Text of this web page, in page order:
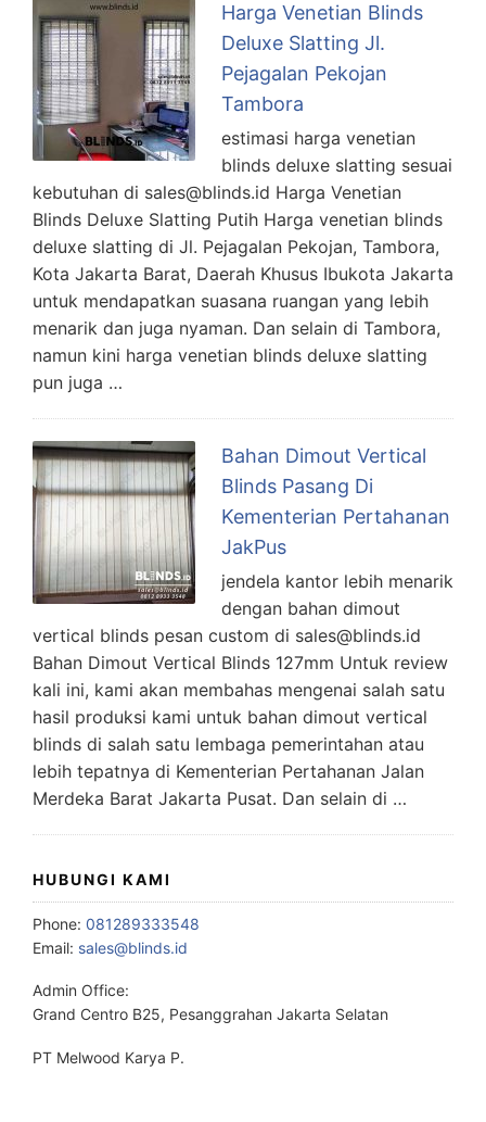
Harga Venetian Blinds
Deluxe Slatting Jl.
Pejagalan Pekojan
Tambora
estimasi harga venetian
blinds deluxe slatting sesuai
kebutuhan di sales@blinds.id Harga Venetian
Blinds Deluxe Slatting Putih Harga venetian blinds
deluxe slatting di Jl. Pejagalan Pekojan, Tambora,
Kota Jakarta Barat, Daerah Khusus Ibukota Jakarta
untuk mendapatkan suasana ruangan yang lebih
menarik dan juga nyaman. Dan selain di Tambora,
namun kini harga venetian blinds deluxe slatting
pun juga …
Bahan Dimout Vertical
Blinds Pasang Di
Kementerian Pertahanan
JakPus
jendela kantor lebih menarik
dengan bahan dimout
vertical blinds pesan custom di sales@blinds.id
Bahan Dimout Vertical Blinds 127mm Untuk review
kali ini, kami akan membahas mengenai salah satu
hasil produksi kami untuk bahan dimout vertical
blinds di salah satu lembaga pemerintahan atau
lebih tepatnya di Kementerian Pertahanan Jalan
Merdeka Barat Jakarta Pusat. Dan selain di …
HUBUNGI KAMI
Phone: 081289333548
Email: sales@blinds.id
Admin Office:
Grand Centro B25, Pesanggrahan Jakarta Selatan
PT Melwood Karya P.